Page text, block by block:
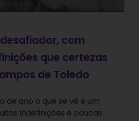
com
que certezas
de Toledo
de ano o que se vê é um
indefinições e poucas